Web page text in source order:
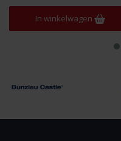
In winkelwagen